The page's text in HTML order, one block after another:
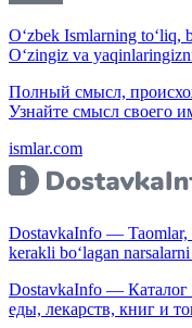
O‘zbek Ismlarning to‘liq,
O‘zingiz va
Полный смысл,
Узнайте смысл своего
ismlar.com
DostavkaInfo — Taomlar,
kerakli bo‘lagan
DostavkaInfo — Каталог
еды, лекарств, книг и